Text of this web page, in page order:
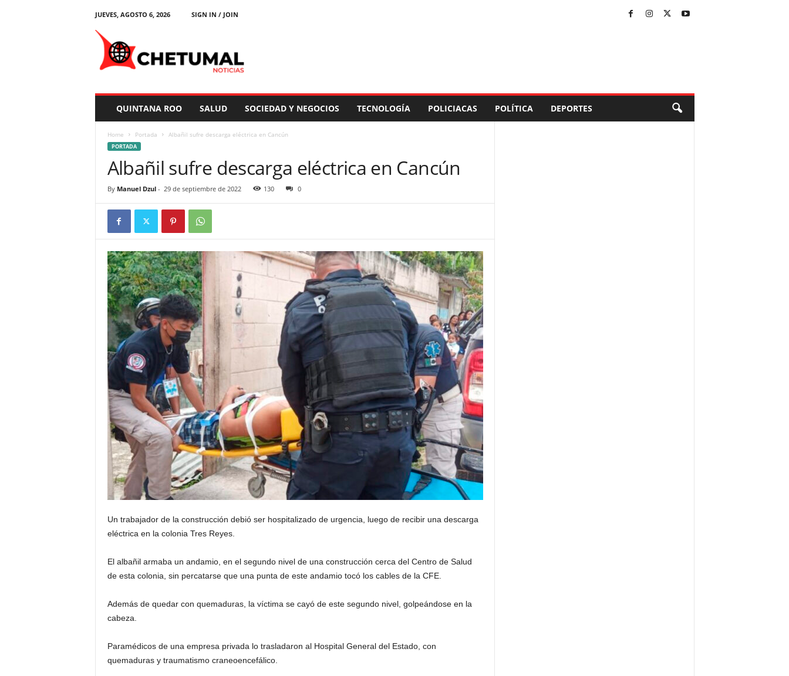
JUEVES, AGOSTO 6, 2026
SIGN IN / JOIN
QUINTANA ROO SALUD SOCIEDAD Y NEGOCIOS TECNOLOGÍA POLICIACAS POLÍTICA DEPORTES
Home Portada Albañil sufre descarga eléctrica en Cancún
PORTADA
Albañil sufre descarga eléctrica en Cancún
By Manuel Dzul- 29 de septiembre de 2022 130 0
Un trabajador de la construcción debió ser hospitalizado de urgencia, luego de recibir una descarga
eléctrica en la colonia Tres Reyes.
El albañil armaba un andamio, en el segundo nivel de una construcción cerca del Centro de Salud
de esta colonia, sin percatarse que una punta de este andamio tocó los cables de la CFE.
Además de quedar con quemaduras, la víctima se cayó de este segundo nivel, golpeándose en la
cabeza.
Paramédicos de una empresa privada lo trasladaron al Hospital General del Estado, con
quemaduras y traumatismo craneoencefálico.